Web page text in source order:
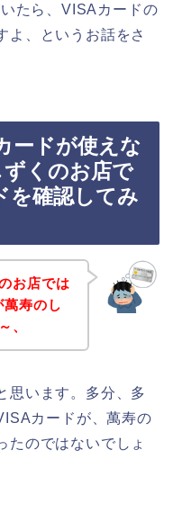
たら、VISAカードの
よ、というお話をさ
ードが使えな
ずくのお店で
を確認してみ
お店では
寿のし
、
思います。多分、多
カードが、萬寿の
たのではないでしょ